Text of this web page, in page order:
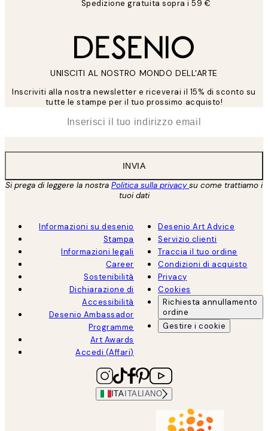
Spedizione gratuita sopra i 59 €
UNISCITI AL NOSTRO MONDO DELL'ARTE
Inscriviti alla nostra newsletter e riceverai il 15% di sconto su
tutte le stampe per il tuo prossimo acquisto!
INVIA
Si prega di leggere la nostra Politica sulla privacysu come trattiamo i
tuoi dati
Informazioni su desenio
Stampa
Informazioni legali
Career
Sostenibilità
Dichiarazione di
Accessibilità
Desenio Ambassador
Programme
Art Awards
Accedi (Affari)
Desenio Art Advice
Servizio clienti
Traccia il tuo ordine
Condizioni di acquisto
Privacy
Cookies
Richiesta annullamento
ordine
Gestire i cookie
ITA ITALIANO